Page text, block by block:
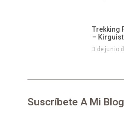
Trekking
–
3 de junio
Suscríbete A Mi Blog